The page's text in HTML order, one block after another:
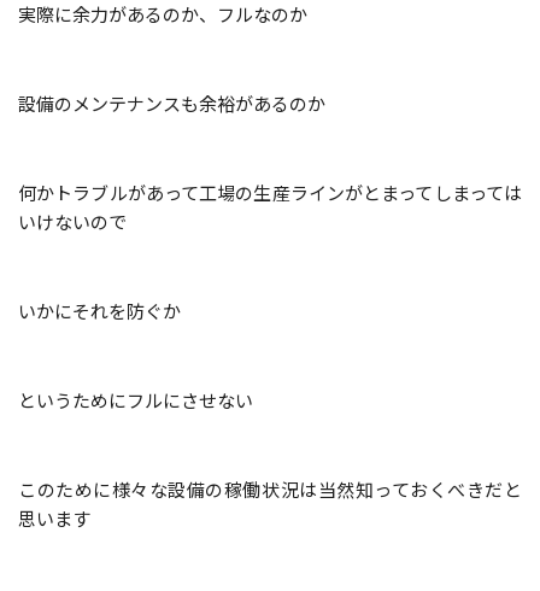
実際に余力があるのか、フルなのか
設備のメンテナンスも余裕があるのか
何かトラブルがあって工場の生産ラインがとまってしまっては
いけないので
いかにそれを防ぐか
というためにフルにさせない
このために様々な設備の稼働状況は当然知っておくべきだと
思います